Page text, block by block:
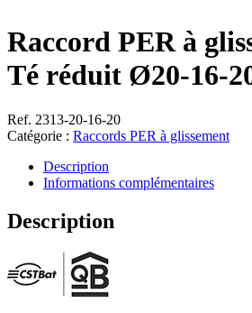
Raccord PER à
Té réduit Ø20-16-
Ref. 2313-20-16-20
Catégorie : Raccords PER à glissement
Description
Informations complémentaires
Description